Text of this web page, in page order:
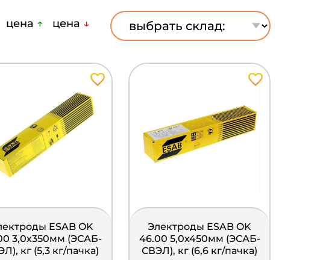
цена ↑ цена ↓
ESAB OK
3,0х350мм (ЭСАБ-
кг (5,3 кг/пачка)
Электроды ESAB OK
46.00 5,0х450мм (ЭСАБ-
СВЭЛ), кг (6,6 кг/пачка)